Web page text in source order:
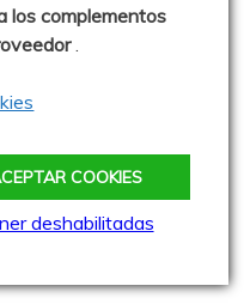
Herrero
Ureta
los complementos
.
COOKIES
deshabilitadas